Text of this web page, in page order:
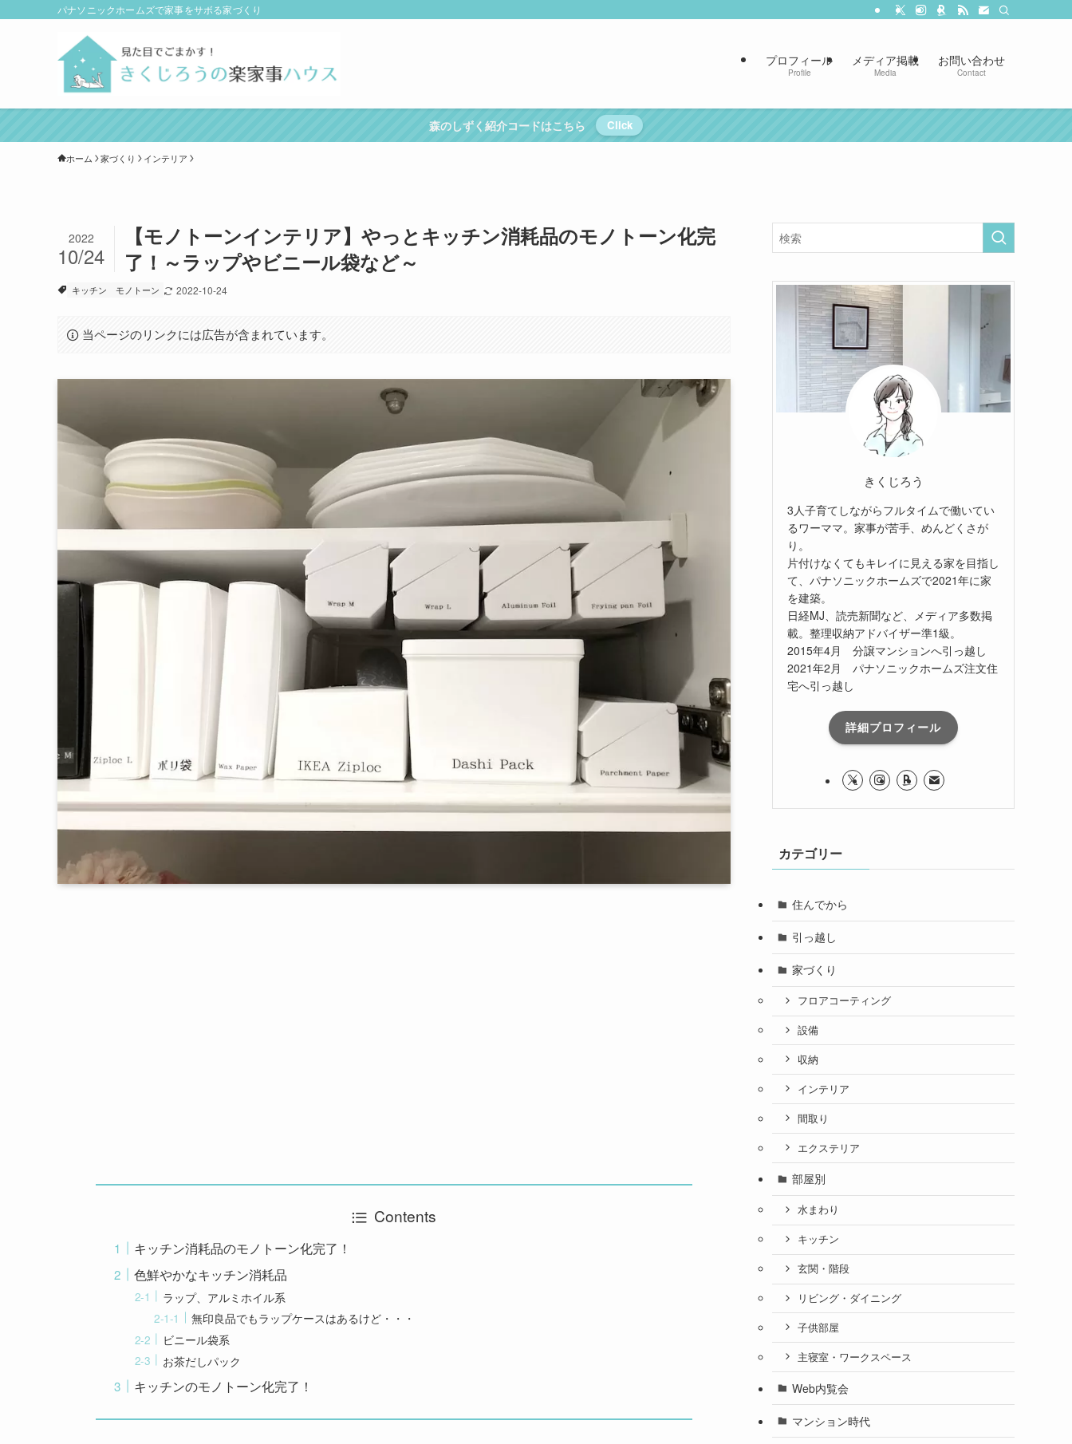
パナソニックホームズで家事をサボる家づくり
プロフィール
Profile
メディア掲載
Media
お問い合わせ
Contact
森のしずく紹介コードはこちら Click
ホーム 家づくり インテリア
【モノトーンインテリア】やっとキッチン消耗品のモノトーン化完
了！～ラップやビニール袋など～
2022
10/24
キッチン モノトーン 2022-10-24
当ページのリンクには広告が含まれています。
Contents
キッチン消耗品のモノトーン化完了！
色鮮やかなキッチン消耗品
ラップ、アルミホイル系
無印良品でもラップケースはあるけど・・・
ビニール袋系
お茶だしパック
キッチンのモノトーン化完了！
きくじろう
3人子育てしながらフルタイムで働いてい
るワーママ。家事が苦手、めんどくさが
り。
片付けなくてもキレイに見える家を目指し
て、パナソニックホームズで2021年に家
を建築。
日経MJ、読売新聞など、メディア多数掲
載。整理収納アドバイザー準1級。
2015年4月 分譲マンションへ引っ越し
2021年2月 パナソニックホームズ注文住
宅へ引っ越し
詳細プロフィール
カテゴリー
住んでから
引っ越し
家づくり
フロアコーティング
設備
収納
インテリア
間取り
エクステリア
部屋別
水まわり
キッチン
玄関・階段
リビング・ダイニング
子供部屋
主寝室・ワークスペース
Web内覧会
マンション時代